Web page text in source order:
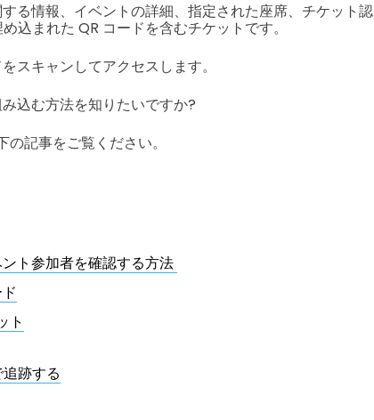
る情報、イベントの詳細、指定された座席、チケット認
込まれた QR コードを含むチケットです。
スキャンしてアクセスします。
込む方法を知りたいですか?
記事をご覧ください。
ト参加者を確認する方法
ト
跡する